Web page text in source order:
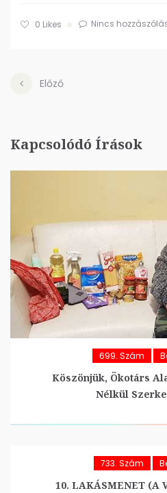
0 Likes Nincs
Előző
Kapcsolódó Írások
699. Szám
Köszönjük, Ökotárs
Nélkül
733. Szám
10. LAKÁSMENET (A